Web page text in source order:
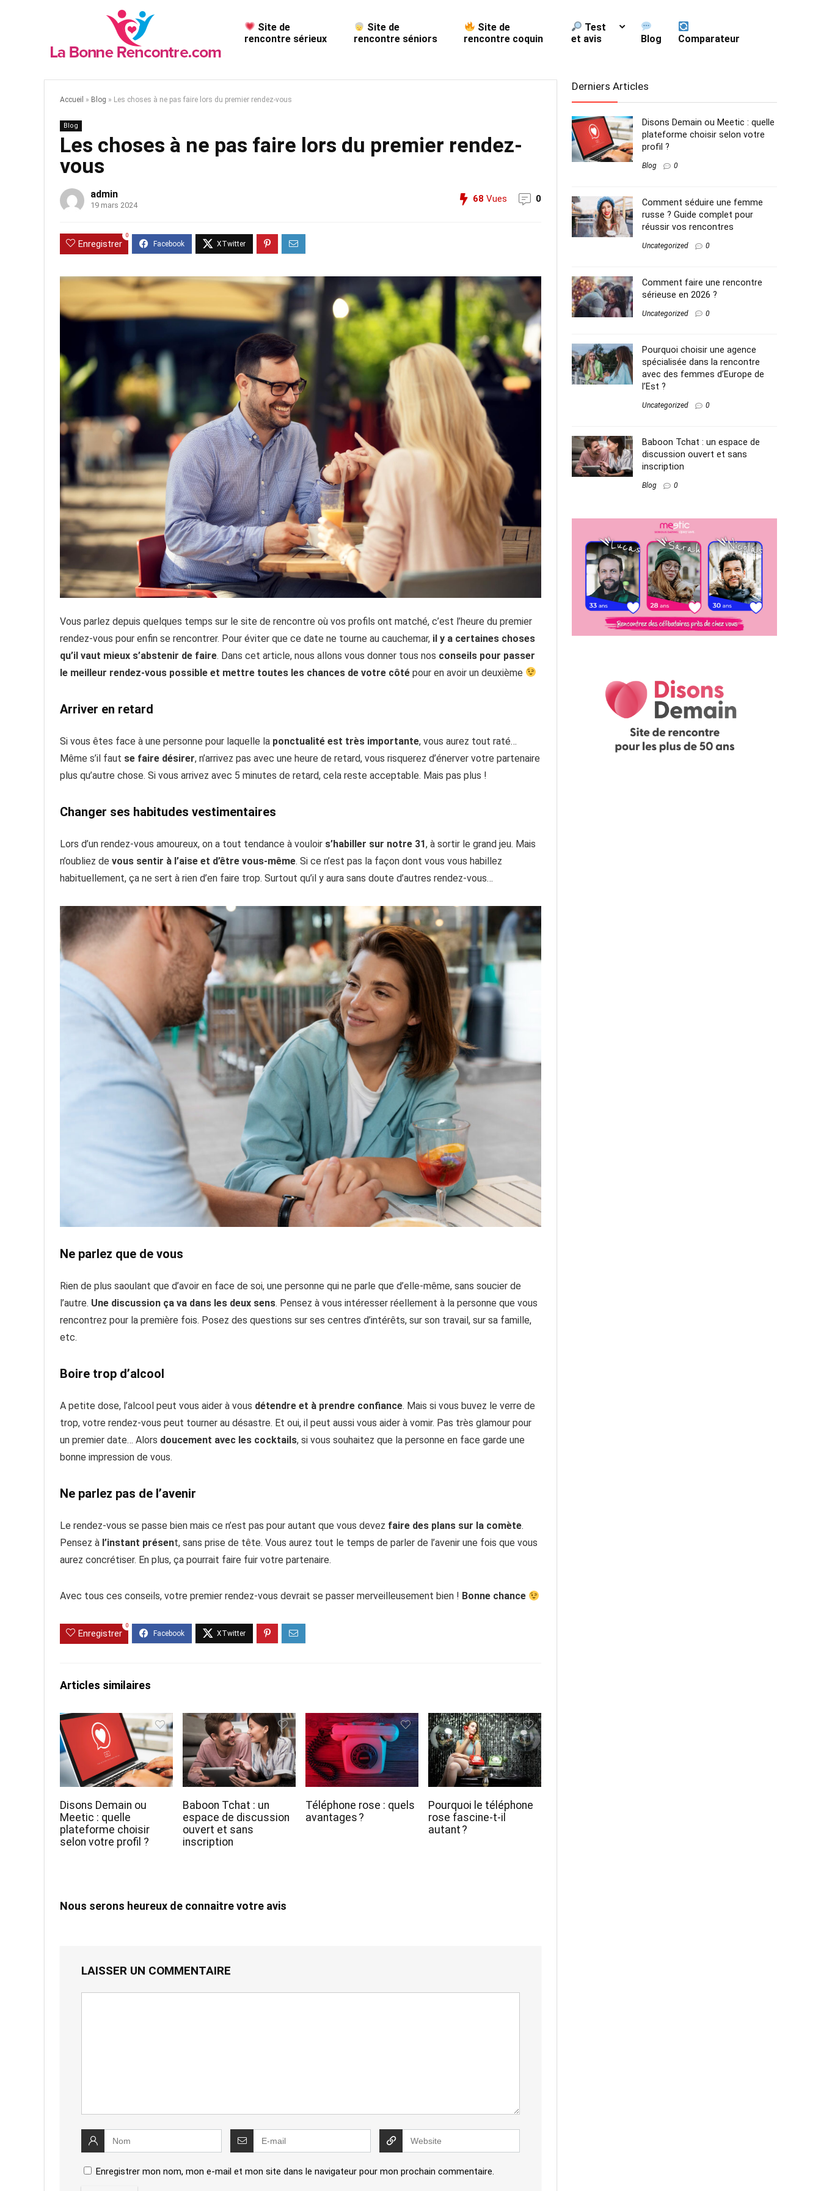
Site de
rencontre sérieux
Site de
rencontre séniors
Site de
rencontre coquin
Test
et avis
Blog Comparateur
Accueil » Blog » Les choses à ne pas faire lors du premier rendez-vous
Blog
Les choses à ne pas faire lors du premier rendez-
vous
admin
19 mars 2024
68 Vues 0
Enregistrer
0
Vous parlez depuis quelques temps sur le site de rencontre où vos profils ont matché, c’est l’heure du premier
rendez-vous pour enfin se rencontrer. Pour éviter que ce date ne tourne au cauchemar, il y a certaines choses
qu’il vaut mieux s’abstenir de faire. Dans cet article, nous allons vous donner tous nos conseils pour passer
le meilleur rendez-vous possible et mettre toutes les chances de votre côté pour en avoir un deuxième
Arriver en retard
Si vous êtes face à une personne pour laquelle la ponctualité est très importante, vous aurez tout raté…
Même s’il faut se faire désirer, n’arrivez pas avec une heure de retard, vous risquerez d’énerver votre partenaire
plus qu’autre chose. Si vous arrivez avec 5 minutes de retard, cela reste acceptable. Mais pas plus !
Changer ses habitudes vestimentaires
Lors d’un rendez-vous amoureux, on a tout tendance à vouloir s’habiller sur notre 31, à sortir le grand jeu. Mais
n’oubliez de vous sentir à l’aise et d’être vous-même. Si ce n’est pas la façon dont vous vous habillez
habituellement, ça ne sert à rien d’en faire trop. Surtout qu’il y aura sans doute d’autres rendez-vous…
Ne parlez que de vous
Rien de plus saoulant que d’avoir en face de soi, une personne qui ne parle que d’elle-même, sans soucier de
l’autre. Une discussion ça va dans les deux sens. Pensez à vous intéresser réellement à la personne que vous
rencontrez pour la première fois. Posez des questions sur ses centres d’intérêts, sur son travail, sur sa famille,
etc.
Boire trop d’alcool
A petite dose, l’alcool peut vous aider à vous détendre et à prendre confiance. Mais si vous buvez le verre de
trop, votre rendez-vous peut tourner au désastre. Et oui, il peut aussi vous aider à vomir. Pas très glamour pour
un premier date… Alors doucement avec les cocktails, si vous souhaitez que la personne en face garde une
bonne impression de vous.
Ne parlez pas de l’avenir
Le rendez-vous se passe bien mais ce n’est pas pour autant que vous devez faire des plans sur la comète.
Pensez à l’instant présent, sans prise de tête. Vous aurez tout le temps de parler de l’avenir une fois que vous
aurez concrétiser. En plus, ça pourrait faire fuir votre partenaire.
Avec tous ces conseils, votre premier rendez-vous devrait se passer merveilleusement bien ! Bonne chance
Enregistrer
0
Articles similaires
Disons Demain ou
Meetic : quelle
plateforme choisir
selon votre profil ?
Baboon Tchat : un
espace de discussion
ouvert et sans
inscription
Téléphone rose : quels
avantages ?
Pourquoi le téléphone
rose fascine-t-il
autant ?
Nous serons heureux de connaitre votre avis
LAISSER UN COMMENTAIRE
Enregistrer mon nom, mon e-mail et mon site dans le navigateur pour mon prochain commentaire.
Derniers Articles
Disons Demain ou Meetic : quelle
plateforme choisir selon votre
profil ?
Blog 0
Comment séduire une femme
russe ? Guide complet pour
réussir vos rencontres
Uncategorized 0
Comment faire une rencontre
sérieuse en 2026 ?
Uncategorized 0
Pourquoi choisir une agence
spécialisée dans la rencontre
avec des femmes d’Europe de
l’Est ?
Uncategorized 0
Baboon Tchat : un espace de
discussion ouvert et sans
inscription
Blog 0